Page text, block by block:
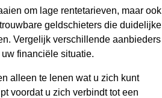
om lage rentetarieven, maar ook
geldschieters die duidelijke
Vergelijk verschillende aanbieders
financiële situatie.
alleen te lenen wat u zich kunt
voordat u zich verbindt tot een